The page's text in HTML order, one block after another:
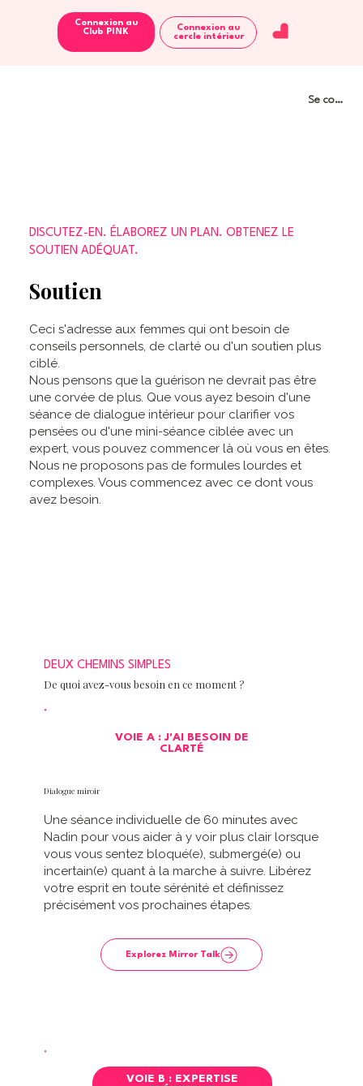
Se
Connexion au
Club PINK
Connexion au
cercle intérieur
DISCUTEZ-EN. ÉLABOREZ UN PLAN. OBTENEZ LE
SOUTIEN ADÉQUAT.
Soutien
Ceci s'adresse aux femmes qui ont besoin de
conseils personnels, de clarté ou d'un soutien plus
ciblé.
Nous pensons que la guérison ne devrait pas être
une corvée de plus. Que vous ayez besoin d'une
séance de dialogue intérieur pour clarifier vos
pensées ou d'une mini-séance ciblée avec un
expert, vous pouvez commencer là où vous en êtes.
Nous ne proposons pas de formules lourdes et
complexes. Vous commencez avec ce dont vous
avez besoin.
DEUX CHEMINS SIMPLES
De quoi avez-vous besoin en ce moment ?
VOIE A : J'AI BESOIN DE
CLARTÉ
Dialogue miroir
Une séance individuelle de 60 minutes avec
Nadin pour vous aider à y voir plus clair lorsque
vous vous sentez bloqué(e), submergé(e) ou
incertain(e) quant à la marche à suivre. Libérez
votre esprit en toute sérénité et définissez
précisément vos prochaines étapes.
Explorez Mirror Talk
VOIE B : EXPERTISE